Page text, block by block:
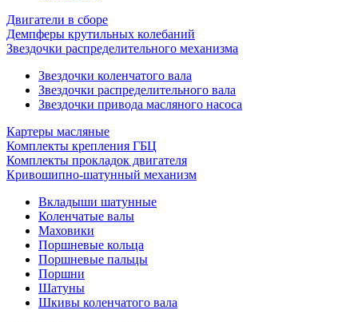
Двигатели в сборе
Демпферы крутильных колебаний
Звездочки распределительного механизма
Звездочки коленчатого вала
Звездочки распределительного вала
Звездочки привода масляного насоса
Картеры масляные
Комплекты крепления ГБЦ
Комплекты прокладок двигателя
Кривошипно-шатунный механизм
Вкладыши шатунные
Коленчатые валы
Маховики
Поршневые кольца
Поршневые пальцы
Поршни
Шатуны
Шкивы коленчатого вала